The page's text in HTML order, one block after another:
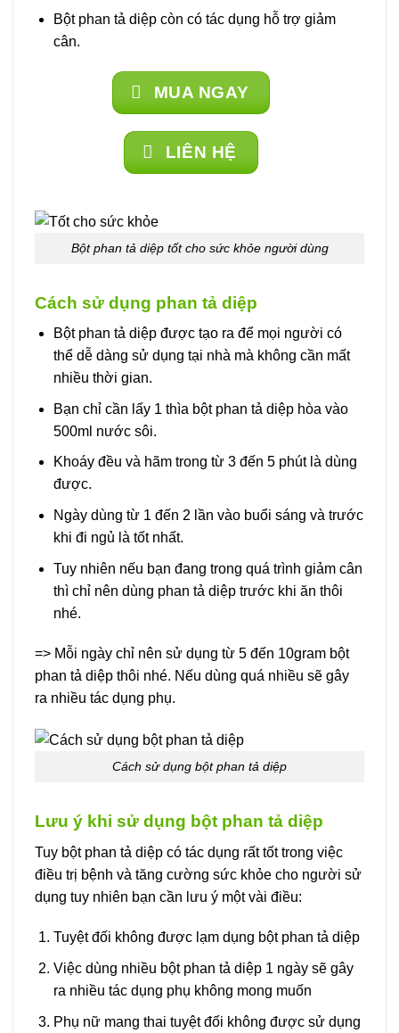
Bột phan tả diệp còn có tác dụng hỗ trợ giảm
cân.
MUA NGAY
LIÊN HỆ
Bột phan tả diệp tốt cho sức khỏe người dùng
Cách sử dụng phan tả diệp
Bột phan tả diệp được tạo ra để mọi người có
thể dễ dàng sử dụng tại nhà mà không cần mất
nhiều thời gian.
Bạn chỉ cần lấy 1 thìa bột phan tả diệp hòa vào
500ml nước sôi.
Khoáy đều và hãm trong từ 3 đến 5 phút là dùng
được.
Ngày dùng từ 1 đến 2 lần vào buổi sáng và trước
khi đi ngủ là tốt nhất.
Tuy nhiên nếu bạn đang trong quá trình giảm cân
thì chỉ nên dùng phan tả diệp trước khi ăn thôi
nhé.
=> Mỗi ngày chỉ nên sử dụng từ 5 đến 10gram bột
phan tả diệp thôi nhé. Nếu dùng quá nhiều sẽ gây
ra nhiều tác dụng phụ.
Cách sử dụng bột phan tả diệp
Lưu ý khi sử dụng bột phan tả diệp
Tuy bột phan tả diệp có tác dụng rất tốt trong việc
điều trị bệnh và tăng cường sức khỏe cho người sử
dụng tuy nhiên bạn cần lưu ý một vài điều:
Tuyệt đối không được lạm dụng bột phan tả diệp
Việc dùng nhiều bột phan tả diệp 1 ngày sẽ gây
ra nhiều tác dụng phụ không mong muốn
Phụ nữ mang thai tuyệt đối không được sử dụng